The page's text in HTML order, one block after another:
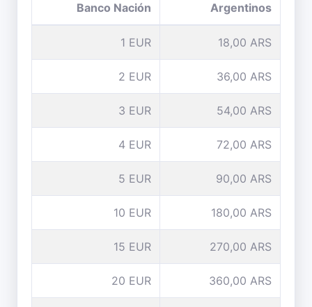
Banco Nación
Argentinos
1 EUR 18,00 ARS
2 EUR 36,00 ARS
3 EUR 54,00 ARS
4 EUR 72,00 ARS
5 EUR 90,00 ARS
10 EUR 180,00 ARS
15 EUR 270,00 ARS
20 EUR 360,00 ARS